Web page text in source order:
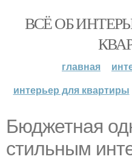
ВСЁ ОБ
главная
интерьер для квартиры
Бюджетная
стильным